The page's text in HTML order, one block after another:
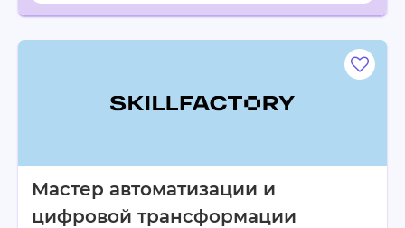
Мастер автоматизации и
цифровой трансформации